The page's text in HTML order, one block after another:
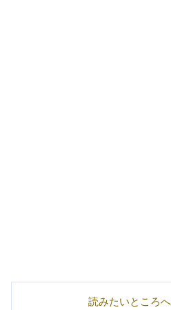
読みたいところ